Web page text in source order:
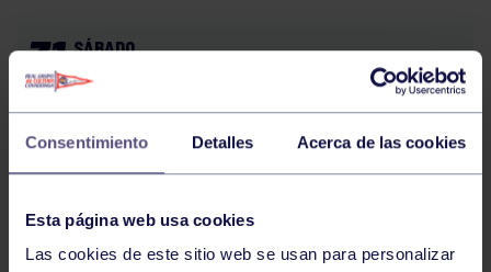
Consentimiento Detalles Acerca de las cookies
Esta página web usa cookies
Las cookies de este sitio web se usan para personalizar
31 SÁBADO
18:00h BALONMANO
CORVERA
RGCC
37 38 39 40 41 42 43 44 45